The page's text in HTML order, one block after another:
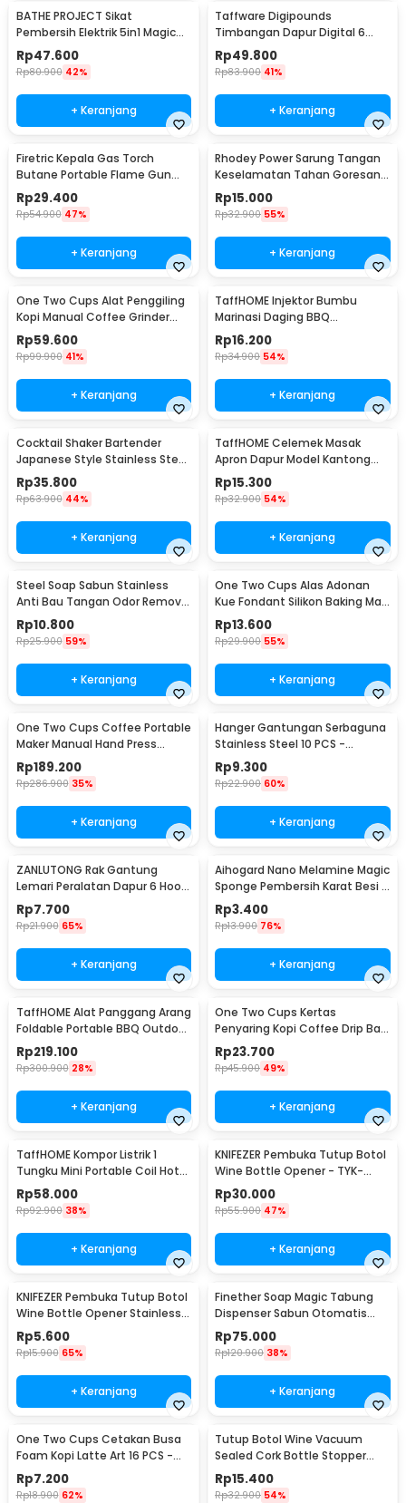
BATHE PROJECT Sikat
Pembersih Elektrik 5in1 Magic
Brush Rechargeable - WQ8110
Rp47.600
Rp80.900 42%
+ Keranjang
Taffware Digipounds
Timbangan Dapur Digital 6
Satuan 1kg 0.1g - i2000
Rp49.800
Rp83.900 41%
+ Keranjang
Firetric Kepala Gas Torch
Butane Portable Flame Gun
Adjustable - 807
Rp29.400
Rp54.900 47%
+ Keranjang
Rhodey Power Sarung Tangan
Keselamatan Tahan Goresan
Pisau - EN388
Rp15.000
Rp32.900 55%
+ Keranjang
One Two Cups Alat Penggiling
Kopi Manual Coffee Grinder
Portable - WFCG9800
Rp59.600
Rp99.900 41%
+ Keranjang
TaffHOME Injektor Bumbu
Marinasi Daging BBQ
Seasoning Injector - HC117
Rp16.200
Rp34.900 54%
+ Keranjang
Cocktail Shaker Bartender
Japanese Style Stainless Steel
200ml
Rp35.800
Rp63.900 44%
+ Keranjang
TaffHOME Celemek Masak
Apron Dapur Model Kantong
Pola Spatula - JJ41
Rp15.300
Rp32.900 54%
+ Keranjang
Steel Soap Sabun Stainless
Anti Bau Tangan Odor Remove
- HW071
Rp10.800
Rp25.900 59%
+ Keranjang
One Two Cups Alas Adonan
Kue Fondant Silikon Baking Mat
Anti Slip - JJ3873
Rp13.600
Rp29.900 55%
+ Keranjang
One Two Cups Coffee Portable
Maker Manual Hand Press
Espresso 300ml - T35066
Rp189.200
Rp286.900 35%
+ Keranjang
Hanger Gantungan Serbaguna
Stainless Steel 10 PCS -
M127105
Rp9.300
Rp22.900 60%
+ Keranjang
ZANLUTONG Rak Gantung
Lemari Peralatan Dapur 6 Hook
Besi - 2137
Rp7.700
Rp21.900 65%
+ Keranjang
Aihogard Nano Melamine Magic
Sponge Pembersih Karat Besi -
CW62
Rp3.400
Rp13.900 76%
+ Keranjang
TaffHOME Alat Panggang Arang
Foldable Portable BBQ Outdoor
Grill Stove - HWSK77
Rp219.100
Rp300.900 28%
+ Keranjang
One Two Cups Kertas
Penyaring Kopi Coffee Drip Bag
Paper Filter 50PCS - T111
Rp23.700
Rp45.900 49%
+ Keranjang
TaffHOME Kompor Listrik 1
Tungku Mini Portable Coil Hot
Plate 500W - C1-1000-03
Rp58.000
Rp92.900 38%
+ Keranjang
KNIFEZER Pembuka Tutup Botol
Wine Bottle Opener - TYK-
074B
Rp30.000
Rp55.900 47%
+ Keranjang
KNIFEZER Pembuka Tutup Botol
Wine Bottle Opener Stainless
Steel - WS01
Rp5.600
Rp15.900 65%
+ Keranjang
Finether Soap Magic Tabung
Dispenser Sabun Otomatis
400ml - AD-03
Rp75.000
Rp120.900 38%
+ Keranjang
One Two Cups Cetakan Busa
Foam Kopi Latte Art 16 PCS -
JJYE01
Rp7.200
Rp18.900 62%
Tutup Botol Wine Vacuum
Sealed Cork Bottle Stopper
Stainless Steel - G94529
Rp15.400
Rp32.900 54%